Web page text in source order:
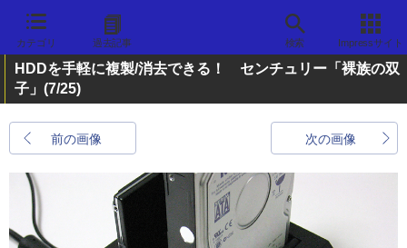
カテゴリ 過去記事 検索 Impressサイト
HDDを手軽に複製/消去できる！ センチュリー「裸族の双
子」 (7/25)
前の画像 次の画像